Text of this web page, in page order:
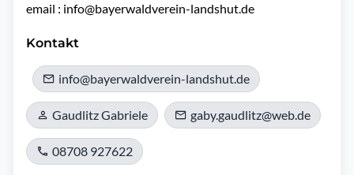
email : info@bayerwaldverein-landshut.de
Kontakt
info@bayerwaldverein-landshut.de
Gaudlitz Gabriele gaby.gaudlitz@web.de
08708 927622